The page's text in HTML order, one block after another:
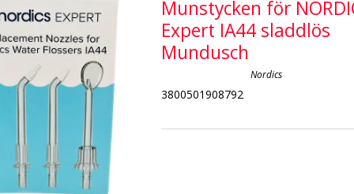
Munstycken för
Expert IA44 sladdlös
Mundusch
Nordics
3800501908792